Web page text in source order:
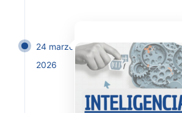
24 marzo
2026